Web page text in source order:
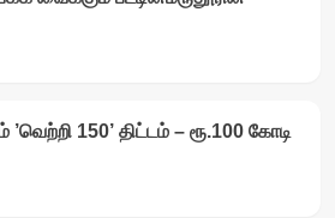
150’ திட்டம் – ரூ.100 கோடி